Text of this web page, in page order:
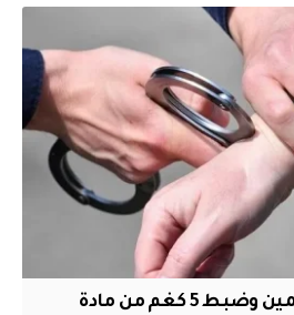
الاطاحة بثلاثة متهمين وضبط 5 كغم من مادة